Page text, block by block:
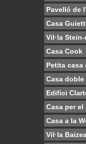
Pavelló de
Casa
Vil·la
Casa Cook
Petita casa
Casa
Edifici
Casa per el
Casa a la
Vil·la